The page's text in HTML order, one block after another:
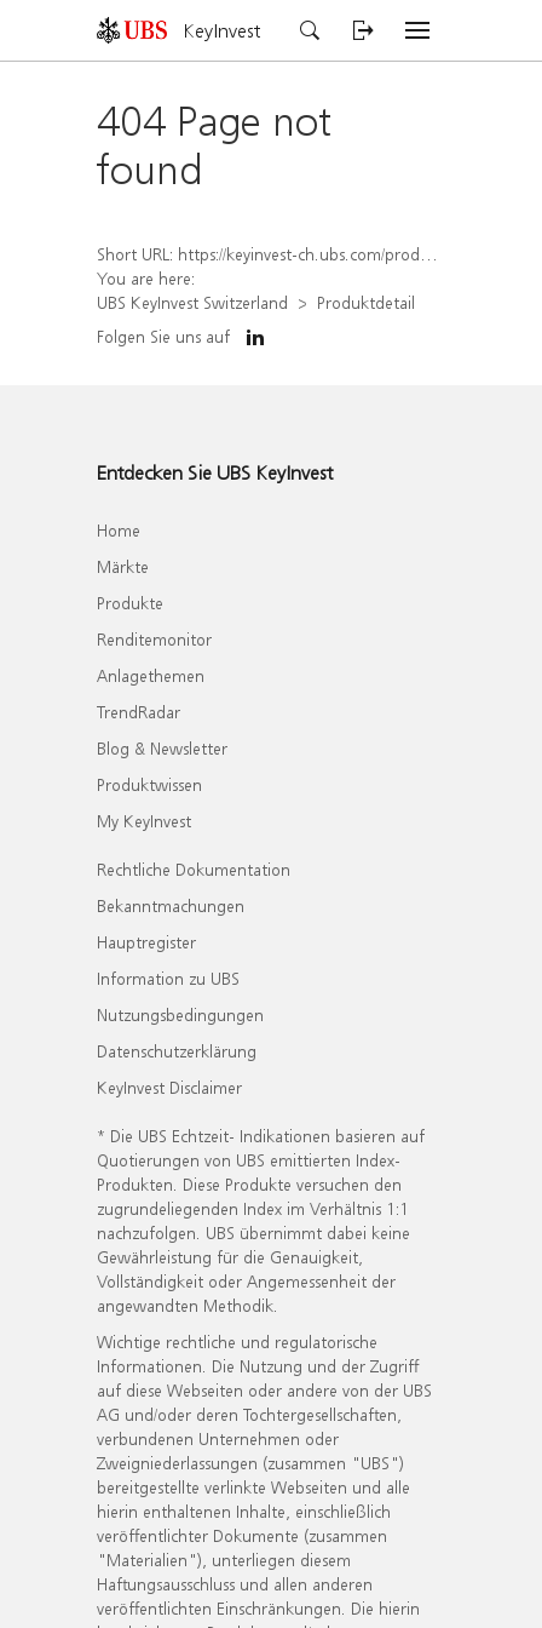
KeyInvest
404 Page not
found
Short URL: https://keyinvest-ch.ubs.com/produkt/detail/index/isin/CH1567395798
You are here:
UBS KeyInvest Switzerland
Produktdetail
Folgen Sie uns auf
Entdecken Sie UBS KeyInvest
Home
Märkte
Produkte
Renditemonitor
Anlagethemen
TrendRadar
Blog & Newsletter
Produktwissen
My KeyInvest
Rechtliche Dokumentation
Bekanntmachungen
Hauptregister
Information zu UBS
Nutzungsbedingungen
Datenschutzerklärung
KeyInvest Disclaimer
* Die UBS Echtzeit- Indikationen basieren auf
Quotierungen von UBS emittierten Index-
Produkten. Diese Produkte versuchen den
zugrundeliegenden Index im Verhältnis 1:1
nachzufolgen. UBS übernimmt dabei keine
Gewährleistung für die Genauigkeit,
Vollständigkeit oder Angemessenheit der
angewandten Methodik.
Wichtige rechtliche und regulatorische
Informationen. Die Nutzung und der Zugriff
auf diese Webseiten oder andere von der UBS
AG und/oder deren Tochtergesellschaften,
verbundenen Unternehmen oder
Zweigniederlassungen (zusammen "UBS")
bereitgestellte verlinkte Webseiten und alle
hierin enthaltenen Inhalte, einschließlich
veröffentlichter Dokumente (zusammen
"Materialien"), unterliegen diesem
Haftungsausschluss und allen anderen
veröffentlichten Einschränkungen. Die hierin